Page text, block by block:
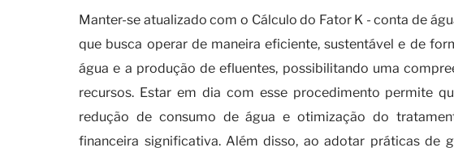
Manter-se atualizado com o Cálculo do Fator K - conta de
que busca operar de maneira eficiente, sustentável e de
água e a produção de efluentes, possibilitando uma
recursos. Estar em dia com esse procedimento permite
redução de consumo de água e otimização do
financeira significativa. Além disso, ao adotar práticas de